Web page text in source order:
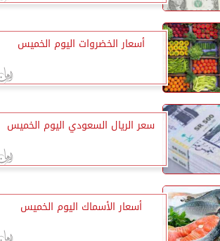
أسعار الخضروات اليوم الخميس
سعر الريال السعودي اليوم الخميس
أسعار الأسماك اليوم الخميس